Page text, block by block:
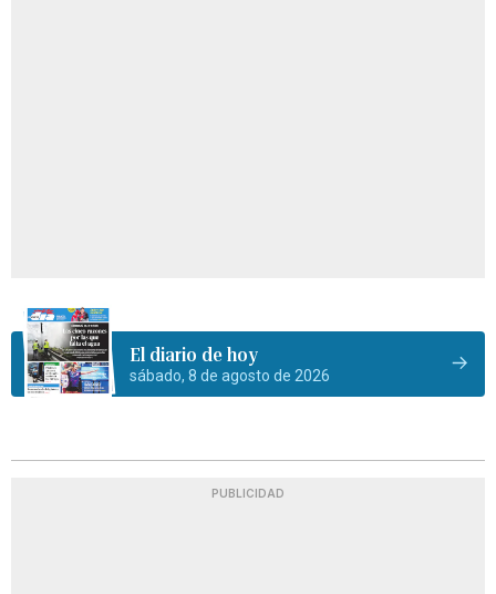
El diario de hoy
sábado, 8 de agosto de 2026
PUBLICIDAD